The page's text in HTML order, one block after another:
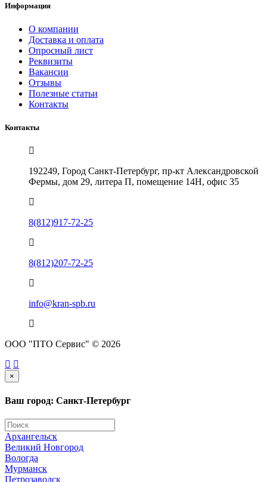
Информация
О компании
Доставка и оплата
Опросный лист
Реквизиты
Вакансии
Отзывы
Полезные статьи
Контакты
Контакты
192249, Город Санкт-Петербург, пр-кт Александровской
Фермы, дом 29, литера П, помещение 14Н, офис 35
8(812)917-72-25
8(812)207-72-25
info@kran-spb.ru
ООО "ПТО Сервис" © 2026
×
Ваш город: Санкт-Петербург
Архангельск
Великий Новгород
Вологда
Мурманск
Петрозаводск